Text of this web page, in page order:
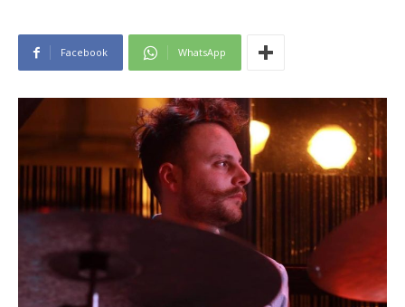
Facebook WhatsApp